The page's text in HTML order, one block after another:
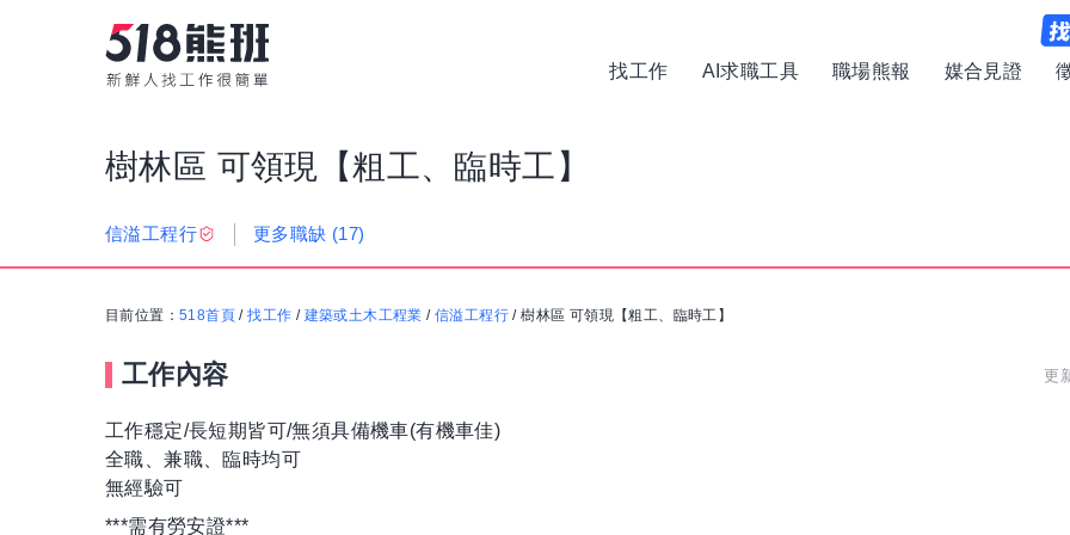
找工作 AI求職工具 職場熊報 媒合見證
樹林區 可領現【粗工、臨時工】
信溢工程行 更多職缺 (17)
目前位置： 518首頁 /找工作 / 建築或土木工程業 /信溢工程行 /樹林區 可領現【粗工、臨時工】
工作內容 更
工作穩定/長短期皆可/無須具備機車(有機車佳)
全職、兼職、臨時均可
無經驗可
***需有勞安證***